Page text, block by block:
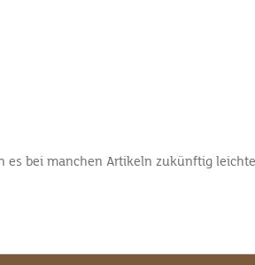
bei manchen Artikeln zukünftig